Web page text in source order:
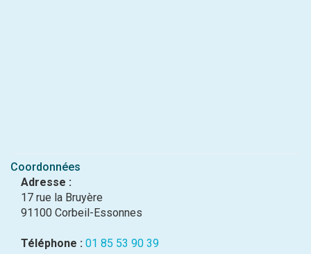
Coordonnées
Adresse :
17 rue la Bruyère
91100 Corbeil-Essonnes
Téléphone : 01 85 53 90 39